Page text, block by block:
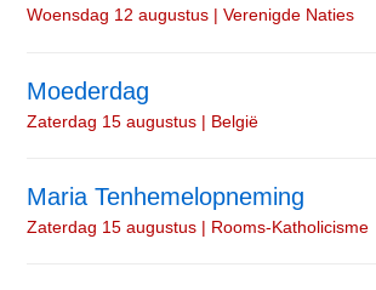
Woensdag 12 augustus | Verenigde Naties
Moederdag
Zaterdag 15 augustus | België
Maria Tenhemelopneming
Zaterdag 15 augustus | Rooms-Katholicisme